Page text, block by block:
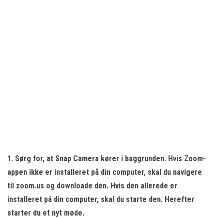
1. Sørg for, at Snap Camera kører i baggrunden. Hvis Zoom-
appen ikke er installeret på din computer, skal du navigere
til zoom.us og downloade den. Hvis den allerede er
installeret på din computer, skal du starte den. Herefter
starter du et nyt møde.